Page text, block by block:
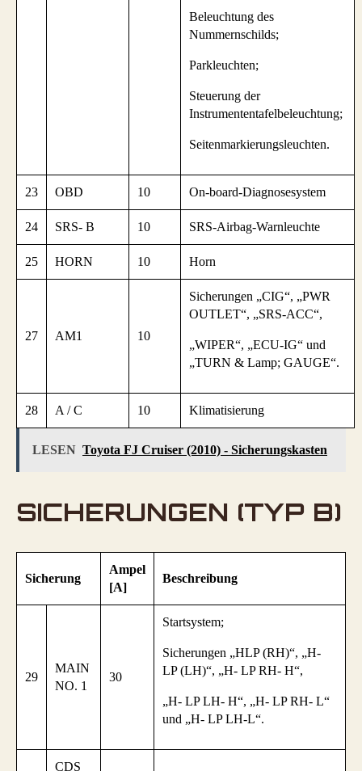
Beleuchtung des
Nummernschilds;
Parkleuchten;
Steuerung der
Instrumententafelbeleuchtung;
Seitenmarkierungsleuchten.
23 OBD 10 On-board-Diagnosesystem
24 SRS- B 10 SRS-Airbag-Warnleuchte
25 HORN 10 Horn
27 AM1 10
Sicherungen „CIG“, „PWR
OUTLET“, „SRS-ACC“,
„WIPER“, „ECU-IG“ und
„TURN & Lamp; GAUGE“.
28 A / C 10 Klimatisierung
LESEN Toyota FJ Cruiser (2010) - Sicherungskasten
SICHERUNGEN (TYP B)
Sicherung
Ampel
[A]
Beschreibung
29
MAIN
NO. 1
30
Startsystem;
Sicherungen „HLP (RH)“, „H-
LP (LH)“, „H- LP RH- H“,
„H- LP LH- H“, „H- LP RH- L“
und „H- LP LH-L“.
CDS